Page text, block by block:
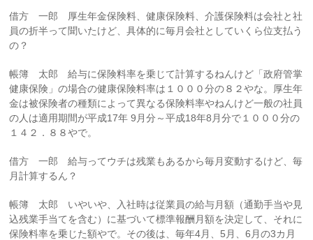
借方 一郎 厚生年金保険料、健康保険料、介護保険料は会社と社
員の折半って聞いたけど、具体的に毎月会社としていくら位支払う
の？
帳簿 太郎 給与に保険料率を乗じて計算するねんけど「政府管掌
健康保険」の場合の健康保険料率は１０００分の８２やな。厚生年
金は被保険者の種類によって異なる保険料率やねんけど一般の社員
の人は適用期間が平成17年 9月分～平成18年8月分で１０００分の
１４２．８８やで。
借方 一郎 給与ってウチは残業もあるから毎月変動するけど、毎
月計算するん？
帳簿 太郎 いやいや、入社時は従業員の給与月額（通勤手当や見
込残業手当てを含む）に基づいて標準報酬月額を決定して、それに
保険料率を乗じた額やで。その後は、毎年4月、5月、6月の3カ月